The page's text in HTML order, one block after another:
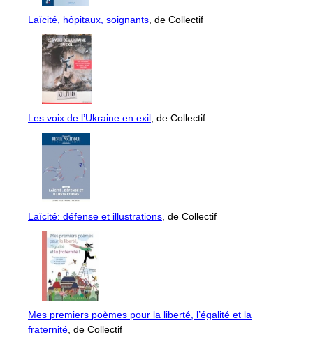
Laïcité, hôpitaux, soignants , de Collectif
Les voix de l’Ukraine en exil , de Collectif
Laïcité: défense et illustrations , de Collectif
Mes premiers poèmes pour la liberté, l’égalité et la
fraternité , de Collectif